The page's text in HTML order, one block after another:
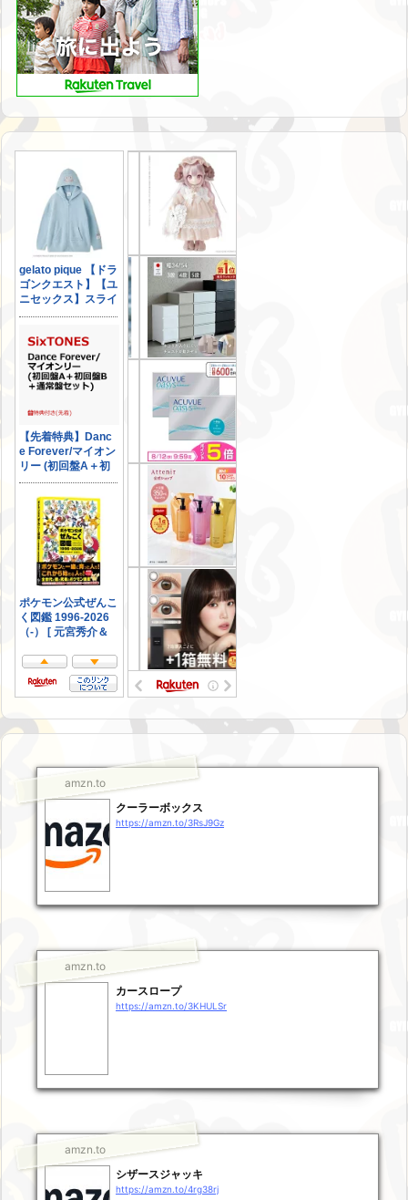
amzn.to
クーラーボックス
https://amzn.to/3RsJ9Gz
amzn.to
カースロープ
https://amzn.to/3KHULSr
amzn.to
シザースジャッキ
https://amzn.to/4rg38rj